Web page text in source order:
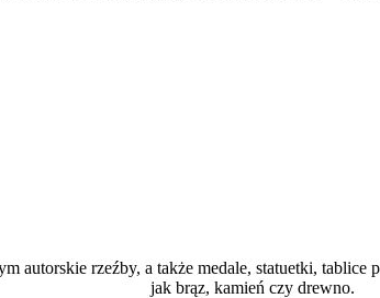
autorskie rzeźby, a także medale, statuetki,
jak brąz, kamień czy drewno.